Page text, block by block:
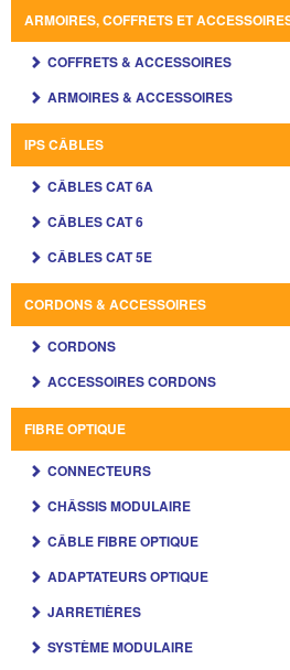
ARMOIRES, COFFRETS ET
COFFRETS & ACCESSOIRES
ARMOIRES & ACCESSOIRES
IPS CÂBLES
CÂBLES CAT 6A
CÂBLES CAT 6
CÂBLES CAT 5E
CORDONS & ACCESSOIRES
CORDONS
ACCESSOIRES CORDONS
FIBRE OPTIQUE
CONNECTEURS
CHÂSSIS MODULAIRE
CÂBLE FIBRE OPTIQUE
ADAPTATEURS OPTIQUE
JARRETIÈRES
SYSTÈME MODULAIRE